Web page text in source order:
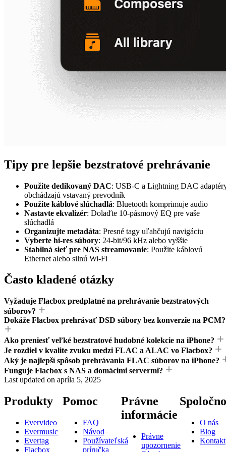
Tipy pre lepšie bezstratové prehrávanie
Použite dedikovaný DAC: USB-C a Lightning DAC
obchádzajú vstavaný prevodník
Použite káblové slúchadlá: Bluetooth komprimuje audio
Nastavte ekvalizér: Dolaďte 10-pásmový EQ pre vaše
slúchadlá
Organizujte metadáta: Presné tagy uľahčujú navigáciu
Vyberte hi-res súbory: 24-bit/96 kHz alebo vyššie
Stabilná sieť pre NAS streamovanie: Použite káblovú
Ethernet alebo silnú Wi-Fi
Často kladené otázky
Vyžaduje Flacbox predplatné na prehrávanie bezstratových
súborov?
Dokáže Flacbox prehrávať DSD súbory bez konverzie na PCM?
Ako preniesť veľké bezstratové hudobné kolekcie na iPhone?
Je rozdiel v kvalite zvuku medzi FLAC a ALAC vo Flacbox?
Aký je najlepší spôsob prehrávania FLAC súborov na iPhone?
Funguje Flacbox s NAS a domácimi servermi?
Last updated on apríla 5, 2025
Produkty
Evervideo
Evermusic
Evertag
Flacbox
Pomoc
FAQ
Návod
Používateľská
príručka
Právne
informácie
Právne
upozornenie
O nás
Blog
Kontakt